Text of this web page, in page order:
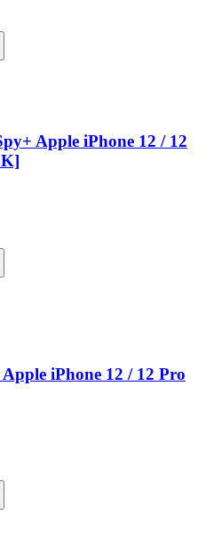
Apple iPhone 12 / 12
iPhone 12 / 12 Pro